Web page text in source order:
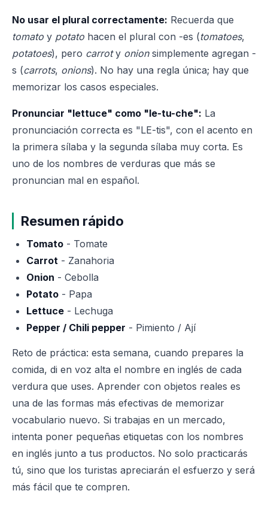
No usar el plural correctamente: Recuerda que
tomato y potato hacen el plural con -es (tomatoes,
potatoes), pero carroty onionsimplemente agregan -
s (carrots, onions). No hay una regla única; hay que
memorizar los casos especiales.
Pronunciar "lettuce" como "le-tu-che": La
pronunciación correcta es "LE-tis", con el acento en
la primera sílaba y la segunda sílaba muy corta. Es
uno de los nombres de verduras que más se
pronuncian mal en español.
Resumen rápido
Tomato - Tomate
Carrot - Zanahoria
Onion - Cebolla
Potato - Papa
Lettuce - Lechuga
Pepper / Chili pepper - Pimiento / Ají
Reto de práctica: esta semana, cuando prepares la
comida, di en voz alta el nombre en inglés de cada
verdura que uses. Aprender con objetos reales es
una de las formas más efectivas de memorizar
vocabulario nuevo. Si trabajas en un mercado,
intenta poner pequeñas etiquetas con los nombres
en inglés junto a tus productos. No solo practicarás
tú, sino que los turistas apreciarán el esfuerzo y será
más fácil que te compren.